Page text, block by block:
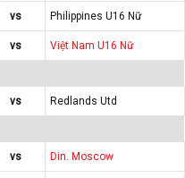
vs
Philippines U16 Nữ
vs Việt Nam U16 Nữ
vs Redlands Utd
vs
Din. Moscow